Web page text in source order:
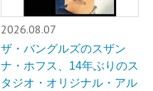
2026.08.07
ザ・バングルズのスザン
ナ・ホフス、14年ぶりのス
タジオ・オリジナル・アル